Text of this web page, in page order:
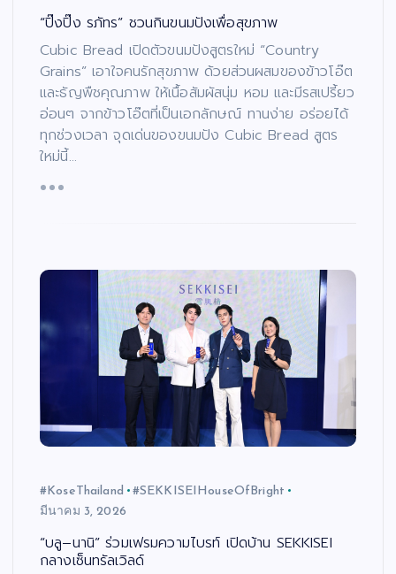
“ปิ๊งปิ๊ง รภัทร” ชวนกินขนมปังเพื่อสุขภาพ
Cubic Bread เปิดตัวขนมปังสูตรใหม่ “Country
Grains” เอาใจคนรักสุขภาพ ด้วยส่วนผสมของข้าวโอ๊ต
และธัญพืชคุณภาพ ให้เนื้อสัมผัสนุ่ม หอม และมีรสเปรี้ยว
อ่อนๆ จากข้าวโอ๊ตที่เป็นเอกลักษณ์ ทานง่าย อร่อยได้
ทุกช่วงเวลา จุดเด่นของขนมปัง Cubic Bread สูตร
ใหม่นี้…
#KoseThailand
#SEKKISEIHouseOfBright
มีนาคม 3, 2026
“บลู–นานิ” ร่วมเฟรมความไบรท์ เปิดบ้าน SEKKISEI
กลางเซ็นทรัลเวิลด์